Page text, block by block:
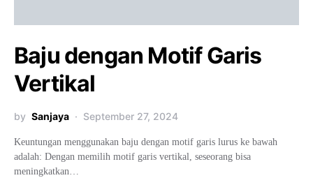
Baju dengan Motif Garis
Vertikal
by Sanjaya September 27, 2024
Keuntungan menggunakan baju dengan motif garis lurus ke bawah
adalah: Dengan memilih motif garis vertikal, seseorang bisa
meningkatkan…